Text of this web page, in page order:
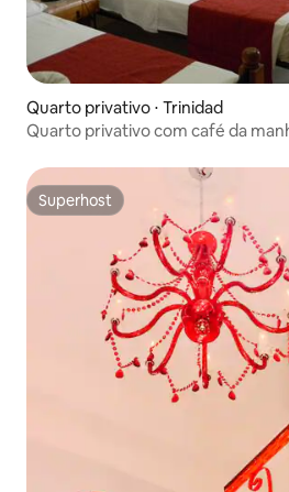
Quarto privativo ⋅ Trinidad
Quarto privativo com café da
Superhost
Superhost